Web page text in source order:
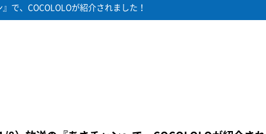
で、COCOLOLOが紹介されました！